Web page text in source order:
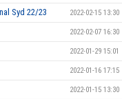
Syd 22/23 2022-02-15 13:30
2022-02-07 16:30
2022-01-29 15:01
2022-01-16 17:15
2022-01-15 13:30